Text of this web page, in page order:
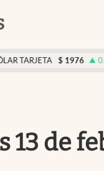
$ 1976 0.33%
13 de